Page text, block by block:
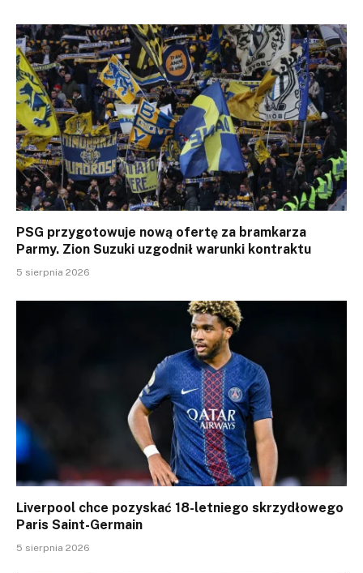
PSG przygotowuje nową ofertę za bramkarza
Parmy. Zion Suzuki uzgodnił warunki kontraktu
5 sierpnia 2026
Liverpool chce pozyskać 18-letniego skrzydłowego
Paris Saint-Germain
5 sierpnia 2026